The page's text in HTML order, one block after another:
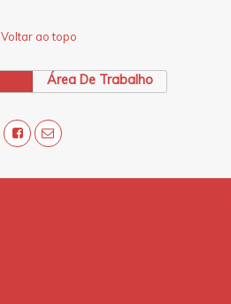
Voltar ao topo
Área De Trabalho